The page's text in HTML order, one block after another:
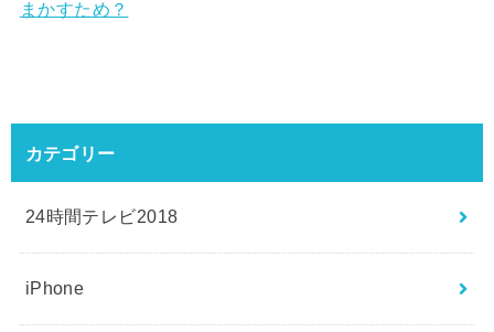
まかすため？
カテゴリー
24時間テレビ2018
iPhone